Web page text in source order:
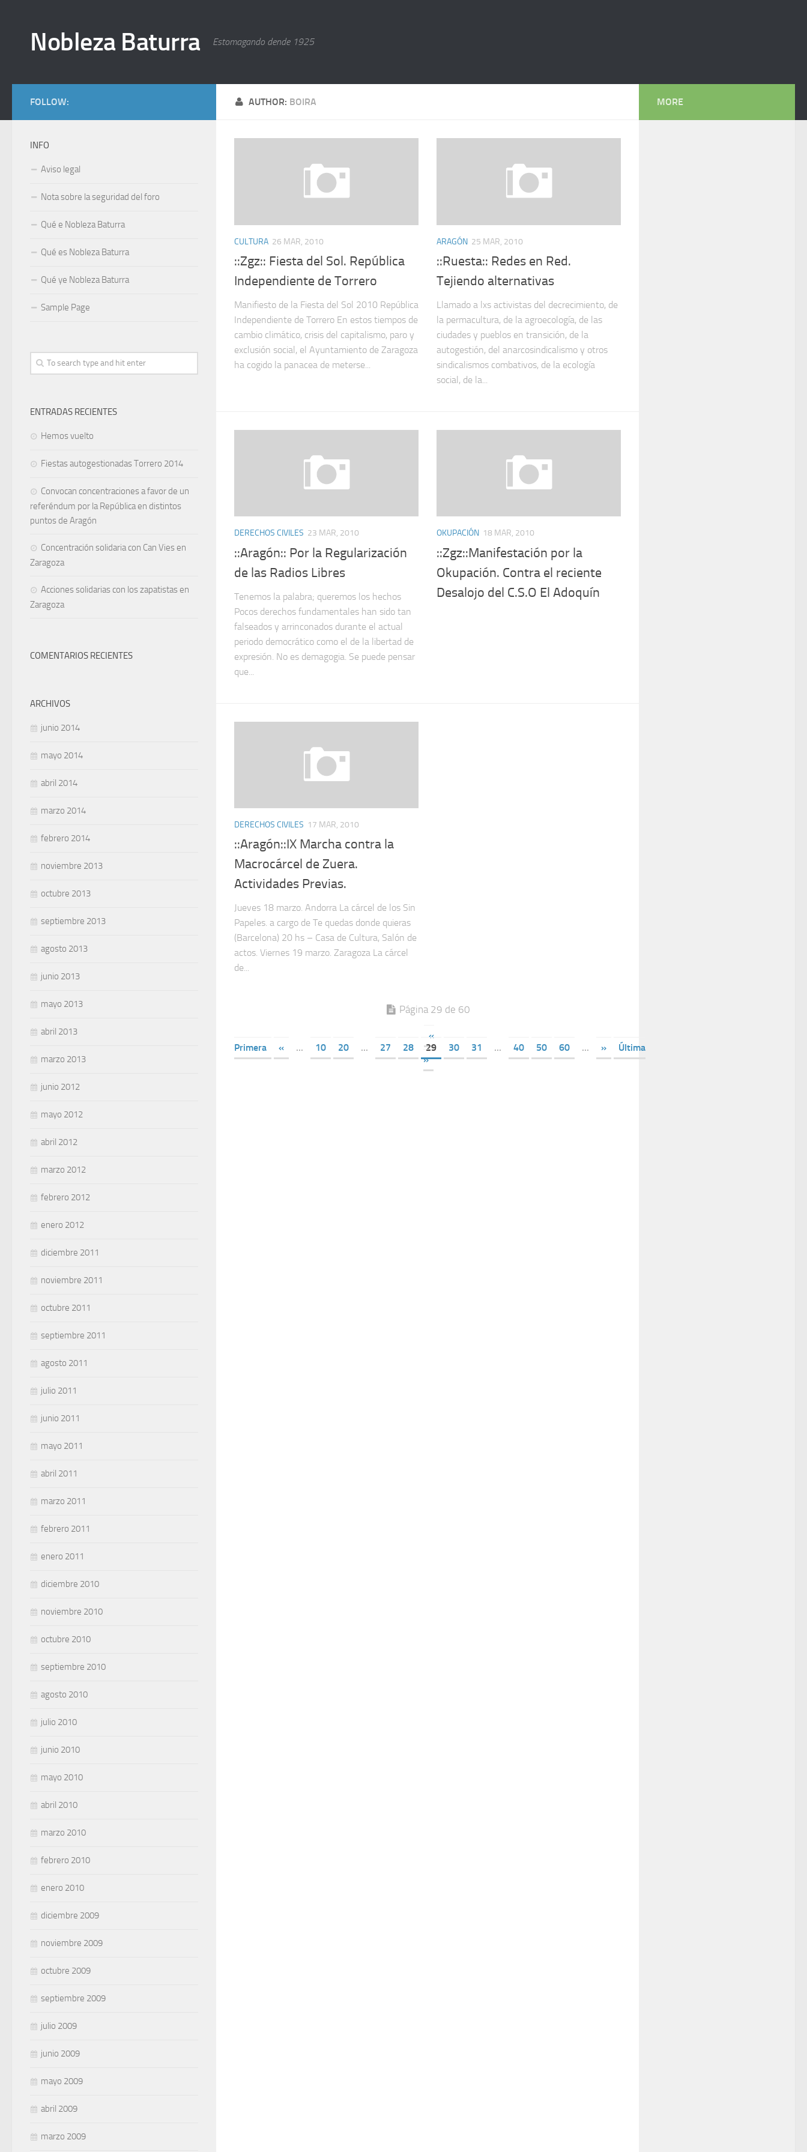
Nobleza Baturra Estomagando dende 1925
AUTHOR: BOIRA
CULTURA 26 MAR, 2010
::Zgz:: Fiesta del Sol. República
Independiente de Torrero
Manifiesto de la Fiesta del Sol 2010 República
Independiente de Torrero En estos tiempos de
cambio climático, crisis del capitalismo, paro y
exclusión social, el Ayuntamiento de Zaragoza
ha cogido la panacea de meterse...
ARAGÓN 25 MAR, 2010
::Ruesta:: Redes en Red.
Tejiendo alternativas
Llamado a lxs activistas del decrecimiento, de
la permacultura, de la agroecología, de las
ciudades y pueblos en transición, de la
autogestión, del anarcosindicalismo y otros
sindicalismos combativos, de la ecología
social, de la...
DERECHOS CIVILES 23 MAR, 2010
::Aragón:: Por la Regularización
de las Radios Libres
Tenemos la palabra; queremos los hechos
Pocos derechos fundamentales han sido tan
falseados y arrinconados durante el actual
periodo democrático como el de la libertad de
expresión. No es demagogia. Se puede pensar
que...
OKUPACIÓN 18 MAR, 2010
::Zgz::Manifestación por la
Okupación. Contra el reciente
Desalojo del C.S.O El Adoquín
DERECHOS CIVILES 17 MAR, 2010
::Aragón::IX Marcha contra la
Macrocárcel de Zuera.
Actividades Previas.
Jueves 18 marzo. Andorra La cárcel de los Sin
Papeles. a cargo de Te quedas donde quieras
(Barcelona) 20 hs – Casa de Cultura, Salón de
actos. Viernes 19 marzo. Zaragoza La cárcel
de...
Página 29 de 60
«
Primera
« ... 10 20 ... 27 28 29 30 31 ... 40 50 60 ... »
Última
»
FOLLOW:
INFO
Aviso legal
Nota sobre la seguridad del foro
Qué e Nobleza Baturra
Qué es Nobleza Baturra
Qué ye Nobleza Baturra
Sample Page
ENTRADAS RECIENTES
Hemos vuelto
Fiestas autogestionadas Torrero 2014
Convocan concentraciones a favor de un
referéndum por la República en distintos
puntos de Aragón
Concentración solidaria con Can Vies en
Zaragoza
Acciones solidarias con los zapatistas en
Zaragoza
COMENTARIOS RECIENTES
ARCHIVOS
junio 2014
mayo 2014
abril 2014
marzo 2014
febrero 2014
noviembre 2013
octubre 2013
septiembre 2013
agosto 2013
junio 2013
mayo 2013
abril 2013
marzo 2013
junio 2012
mayo 2012
abril 2012
marzo 2012
febrero 2012
enero 2012
diciembre 2011
noviembre 2011
octubre 2011
septiembre 2011
agosto 2011
julio 2011
junio 2011
mayo 2011
abril 2011
marzo 2011
febrero 2011
enero 2011
diciembre 2010
noviembre 2010
octubre 2010
septiembre 2010
agosto 2010
julio 2010
junio 2010
mayo 2010
abril 2010
marzo 2010
febrero 2010
enero 2010
diciembre 2009
noviembre 2009
octubre 2009
septiembre 2009
julio 2009
junio 2009
mayo 2009
abril 2009
marzo 2009
MORE